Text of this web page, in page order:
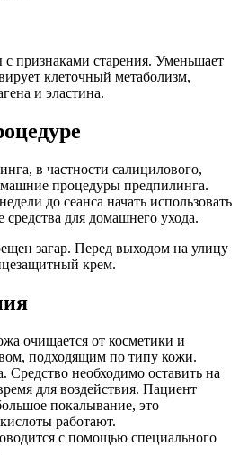
с признаками старения. Уменьшает
клеточный метаболизм,
и эластина.
в частности салицилового,
процедуры предпилинга.
до сеанса начать использовать
средства для домашнего ухода.
загар. Перед выходом на улицу
крем.
очищается от косметики и
подходящим по типу кожи.
Средство необходимо оставить на
для воздействия. Пациент
покалывание, это
работают.
с помощью специального